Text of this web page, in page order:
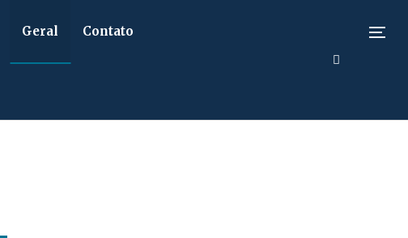
Geral Contato